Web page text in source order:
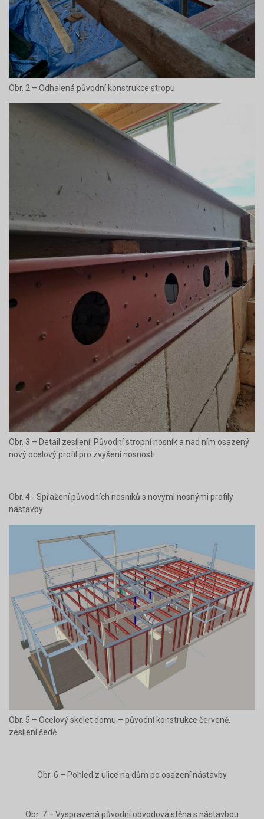
Obr. 2 – Odhalená původní konstrukce stropu
Obr. 3 – Detail zesílení: Původní stropní nosník a nad ním osazený
nový ocelový profil pro zvýšení nosnosti
Obr. 4 - Spřažení původních nosníků s novými nosnými profily
nástavby